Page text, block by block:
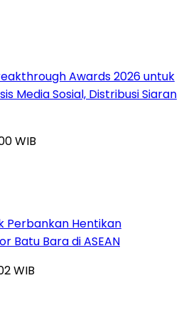
Awards 2026 untuk
Media Sosial, Distribusi Siaran
WIB
Perbankan Hentikan
Batu Bara di ASEAN
WIB